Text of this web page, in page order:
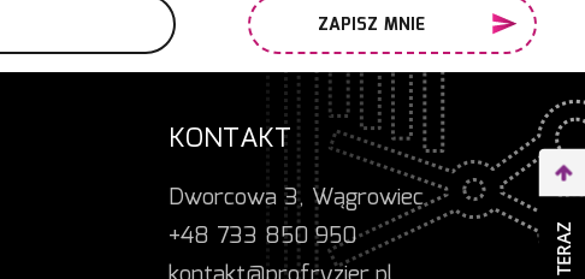
ZAPISZ MNIE
KONTAKT
Dworcowa 3, Wągrowiec
+48 733 850 950